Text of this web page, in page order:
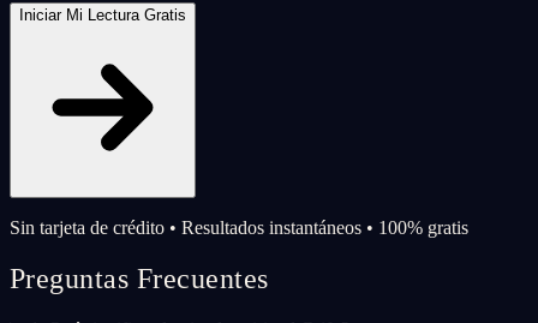
Iniciar Mi Lectura Gratis
Sin tarjeta de crédito • Resultados instantáneos • 100% gratis
Preguntas Frecuentes